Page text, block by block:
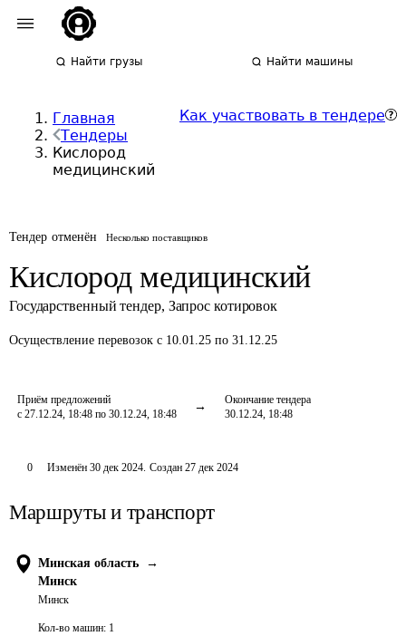
Найти грузы Найти машины
Главная
Тендеры
Кислород
медицинский
Как участвовать в тендере
Тендер отменён Несколько поставщиков
Кислород медицинский
Государственный тендер, Запрос котировок
Осуществление перевозок с 10.01.25 по 31.12.25
Приём предложений
с 27.12.24, 18:48 по 30.12.24, 18:48
Окончание тендера
30.12.24, 18:48
0 Изменён 30 дек 2024. Создан 27 дек 2024
Маршруты и транспорт
Минская область
→
Минск
Минск
Кол-во машин: 1